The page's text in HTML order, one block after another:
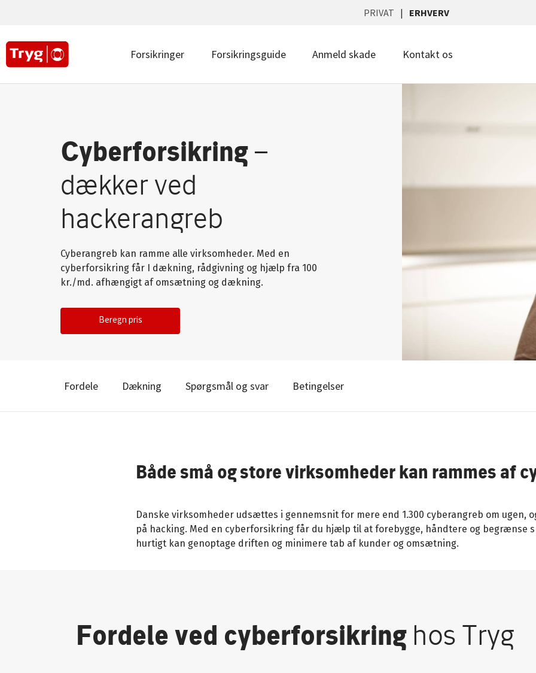
Erhverv
PRIVAT ERHVERV
Main
|
Forsikringer Forsikringsguide Anmeld skade Kontakt os
Cyberforsikring–
dækker ved
hackerangreb
Cyberangreb kan ramme alle virksomheder. Med en
cyberforsikring får I dækning, rådgivning og hjælp fra 100
kr./md. afhængigt af omsætning og dækning.
Beregn pris
Fordele Dækning Spørgsmål og svar Betingelser
Både små og store virksomheder kan rammes af
Danske virksomheder udsættes i gennemsnit for mere end 1.300 cyberangreb om ugen,
på hacking. Med en cyberforsikring får du hjælp til at forebygge, håndtere og begrænse
hurtigt kan genoptage driften og minimere tab af kunder og omsætning.
Fordele ved cyberforsikringhos Tryg